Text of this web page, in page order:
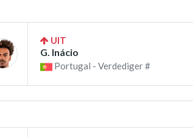
UIT
G. Inácio
Portugal - Verdediger #